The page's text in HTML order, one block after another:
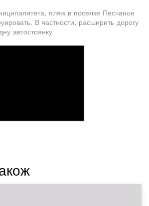
пляж в поселке Песчаное
В частности, расширить дорогу
автостоянку